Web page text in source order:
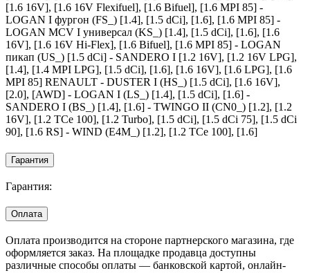
[1.6 16V], [1.6 16V Flexifuel], [1.6 Bifuel], [1.6 MPI 85] -
LOGAN I фургон (FS_) [1.4], [1.5 dCi], [1.6], [1.6 MPI 85] -
LOGAN MCV I универсал (KS_) [1.4], [1.5 dCi], [1.6], [1.6
16V], [1.6 16V Hi-Flex], [1.6 Bifuel], [1.6 MPI 85] - LOGAN
пикап (US_) [1.5 dCi] - SANDERO I [1.2 16V], [1.2 16V LPG],
[1.4], [1.4 MPI LPG], [1.5 dCi], [1.6], [1.6 16V], [1.6 LPG], [1.6
MPI 85] RENAULT - DUSTER I (HS_) [1.5 dCi], [1.6 16V],
[2.0], [AWD] - LOGAN I (LS_) [1.4], [1.5 dCi], [1.6] -
SANDERO I (BS_) [1.4], [1.6] - TWINGO II (CN0_) [1.2], [1.2
16V], [1.2 TCe 100], [1.2 Turbo], [1.5 dCi], [1.5 dCi 75], [1.5 dCi
90], [1.6 RS] - WIND (E4M_) [1.2], [1.2 TCe 100], [1.6]
Гарантия
Гарантия:
Оплата
Оплата производится на стороне партнерского магазина, где
оформляется заказ. На площадке продавца доступны
различные способы оплаты — банковской картой, онлайн-